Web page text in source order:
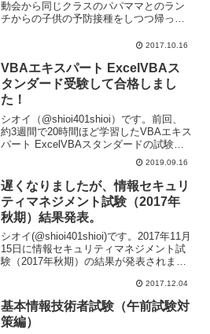
動会から同じクラスのパパママとのラン
チからの子供の予防接種をしつつ帰って
あることを忘れたかのような一日でし
ィマネジメント試験を受...
2017.10.16
VBAエキスパート ExcelVBAス
タンダード受験して合格しまし
た！
シオイ（@shioi401shioi）です。前回、
約3週間で20時間ほど学習したVBAエキス
パート ExcelVBAスタンダードの試験を
受けてきました。普通の資格試験だと年
１回の決まった時期を逃すともう１年受
験まで待たなければいけませんが、...
2019.09.16
遅くなりましたが、情報セキュリ
ティマネジメント試験（2017年
秋期）結果発表。
シオイ(@shioi401shioi)です。2017年11月
15日に情報セキュリティマネジメント試
験（2017年秋期）の結果が発表されまし
いましたが、実際の結果はどうだったの
か？受験結果について情報セキュ...
2017.12.04
基本情報技術者試験（午前試験対
策編）